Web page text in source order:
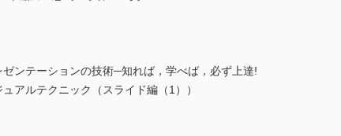
ゼンテーションの技術─知れば，学べば，必ず上達!
アルテクニック（スライド編（1））